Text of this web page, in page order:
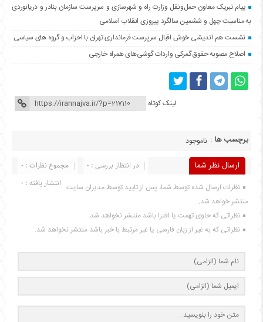
️پیام تبریک معاون حمل‌ونقل وزارت راه و شهرسازی و سرپرست سازمان بنادر و دریانوردی
به مناسبت چهل و ششمین سالگرد پیروزی انقلاب اسلامی
نشست هم اندیشی خوش اقبال سرپرست فرمانداری تهران با احزاب و گروه های سیاسی
اصلاح مصوبه حقوق گمرکی واردات گوشی‌های همراه خارجی
لینک کوتاه
برچسب ها : ناموجود
ارسال نظر شما مجموع نظرات : 0
در انتظار بررسی : 0
انتشار یافته : 0 نظرات ارسال شده توسط شما، پس از تایید توسط مدیران سایت
منتشر خواهد شد.
نظراتی که حاوی تهمت یا افترا باشد منتشر نخواهد شد.
نظراتی که به غیر از زبان فارسی یا غیر مرتبط با خبر باشد منتشر نخواهد شد.